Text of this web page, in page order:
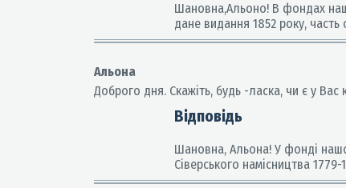
Шановна,Альоно! В фондах
дане видання 1852 року,
Альона
Доброго дня. Скажіть, будь -ласка, чи є у
Відповідь
Шановна, Альона! У фонді
Сіверського намісництва 1779-